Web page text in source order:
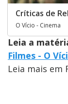
Críticas de
O Vício - Cinema
Leia a
Filmes - O
Leia mais em